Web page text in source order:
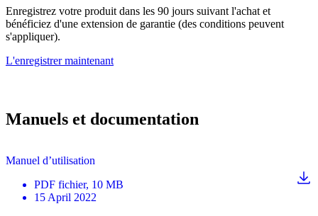
Enregistrez votre produit dans les 90 jours suivant l'achat et
bénéficiez d'une extension de garantie (des conditions peuvent
s'appliquer).
L'enregistrer maintenant
Manuels et documentation
Manuel d’utilisation
PDF fichier, 10 MB
15 April 2022